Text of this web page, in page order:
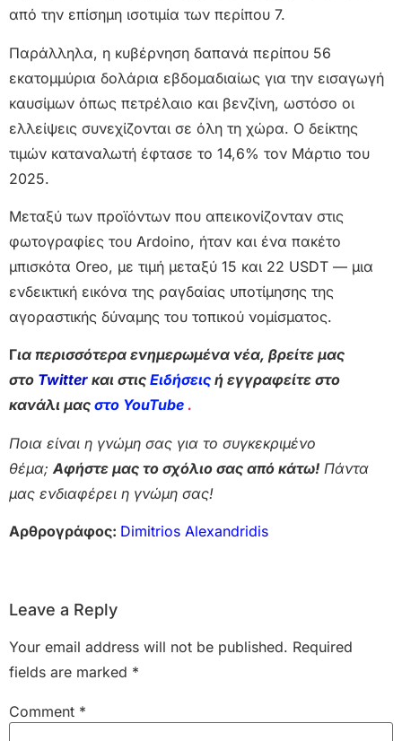
από την επίσημη ισοτιμία των περίπου 7.
Παράλληλα, η κυβέρνηση δαπανά περίπου 56
εκατομμύρια δολάρια εβδομαδιαίως για την εισαγωγή
καυσίμων όπως πετρέλαιο και βενζίνη, ωστόσο οι
ελλείψεις συνεχίζονται σε όλη τη χώρα. Ο δείκτης
τιμών καταναλωτή έφτασε το 14,6% τον Μάρτιο του
2025.
Μεταξύ των προϊόντων που απεικονίζονταν στις
φωτογραφίες του Ardoino, ήταν και ένα πακέτο
μπισκότα Oreo, με τιμή μεταξύ 15 και 22 USDT — μια
ενδεικτική εικόνα της ραγδαίας υποτίμησης της
αγοραστικής δύναμης του τοπικού νομίσματος.
Για περισσότερα ενημερωμένα νέα, βρείτε μας
στο Twitter και στις Ειδήσεις ή εγγραφείτε στο
κανάλι μας στο YouTube .
Ποια είναι η γνώμη σας για το συγκεκριμένο
θέμα; Αφήστε μας το σχόλιο σας από κάτω! Πάντα
μας ενδιαφέρει η γνώμη σας!
Αρθρογράφος: Dimitrios Alexandridis
Leave a Reply
Your email address will not be published. Required
fields are marked *
Comment *